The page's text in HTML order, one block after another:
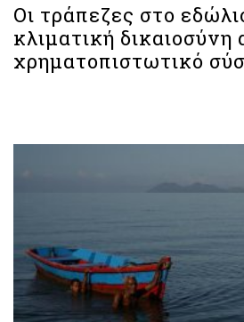
Οι τράπεζες στο
κλιματική δικαιοσύνη
χρηματοπιστωτικό